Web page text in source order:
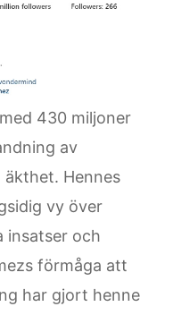
430 miljoner
av
Hennes
vy över
insatser och
förmåga att
har gjort henne